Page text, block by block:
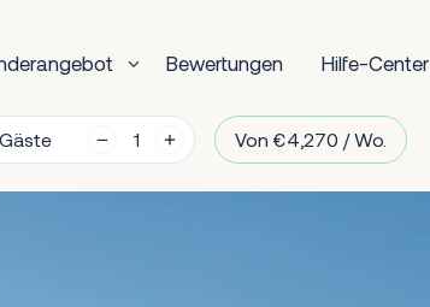
Bewertungen Hilfe-Center
Gäste Von €4,270 / Wo.